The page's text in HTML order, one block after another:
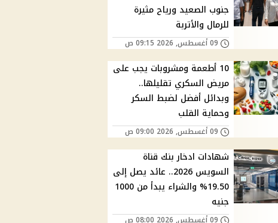
جنوب الصعيد ورياح مثيرة
للرمال والأتربة
09 أغسطس, 2026 09:15 ص
10 أطعمة ومشروبات يجب على
مريض السكري تقليلها..
وبدائل أفضل لضبط السكر
وحماية القلب
09 أغسطس, 2026 09:00 ص
شهادات ادخار بنك قناة
السويس 2026.. عائد يصل إلى
19.50% والشراء يبدأ من 1000
جنيه
09 أغسطس, 2026 08:00 ص